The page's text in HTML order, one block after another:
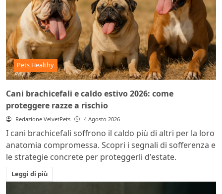
Pets Healthy
Cani brachicefali e caldo estivo 2026: come
proteggere razze a rischio
Redazione VelvetPets 4 Agosto 2026
I cani brachicefali soffrono il caldo più di altri per la loro
anatomia compromessa. Scopri i segnali di sofferenza e
le strategie concrete per proteggerli d'estate.
Leggi di più